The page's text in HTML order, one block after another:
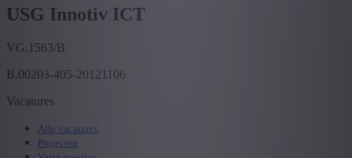
USG Innotiv ICT
VG.1563/B
B.00203-405-20121106
Vacatures
Alle vacatures
Projecten